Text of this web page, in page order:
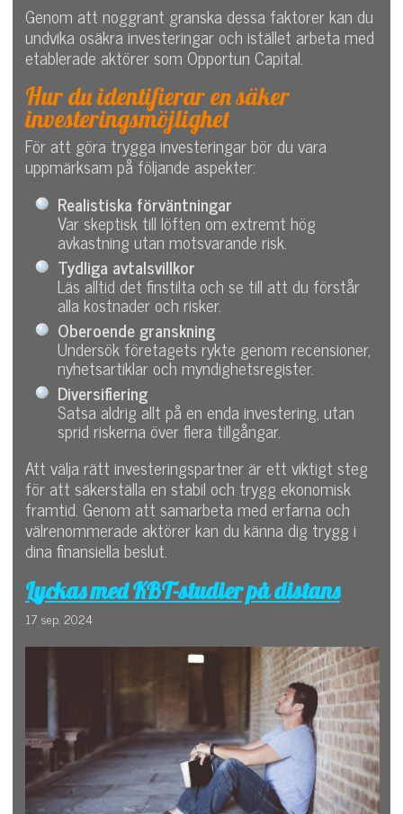
Genom att noggrant granska dessa faktorer kan du
undvika osäkra investeringar och istället arbeta med
etablerade aktörer som Opportun Capital.
Hur du identifierar en säker
investeringsmöjlighet
För att göra trygga investeringar bör du vara
uppmärksam på följande aspekter:
Realistiska förväntningar
Var skeptisk till löften om extremt hög
avkastning utan motsvarande risk.
Tydliga avtalsvillkor
Läs alltid det finstilta och se till att du förstår
alla kostnader och risker.
Oberoende granskning
Undersök företagets rykte genom recensioner,
nyhetsartiklar och myndighetsregister.
Diversifiering
Satsa aldrig allt på en enda investering, utan
sprid riskerna över flera tillgångar.
Att välja rätt investeringspartner är ett viktigt steg
för att säkerställa en stabil och trygg ekonomisk
framtid. Genom att samarbeta med erfarna och
välrenommerade aktörer kan du känna dig trygg i
dina finansiella beslut.
Lyckas med KBT-studier på distans
17 sep. 2024